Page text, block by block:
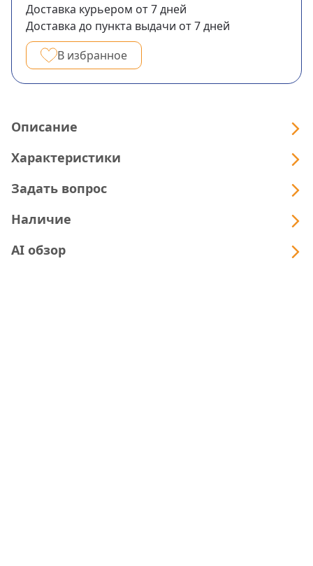
Доставка курьером от 7дней
Доставка до пункта выдачи от 7дней
В избранное
Описание
Характеристики
Задать вопрос
Наличие
AI обзор